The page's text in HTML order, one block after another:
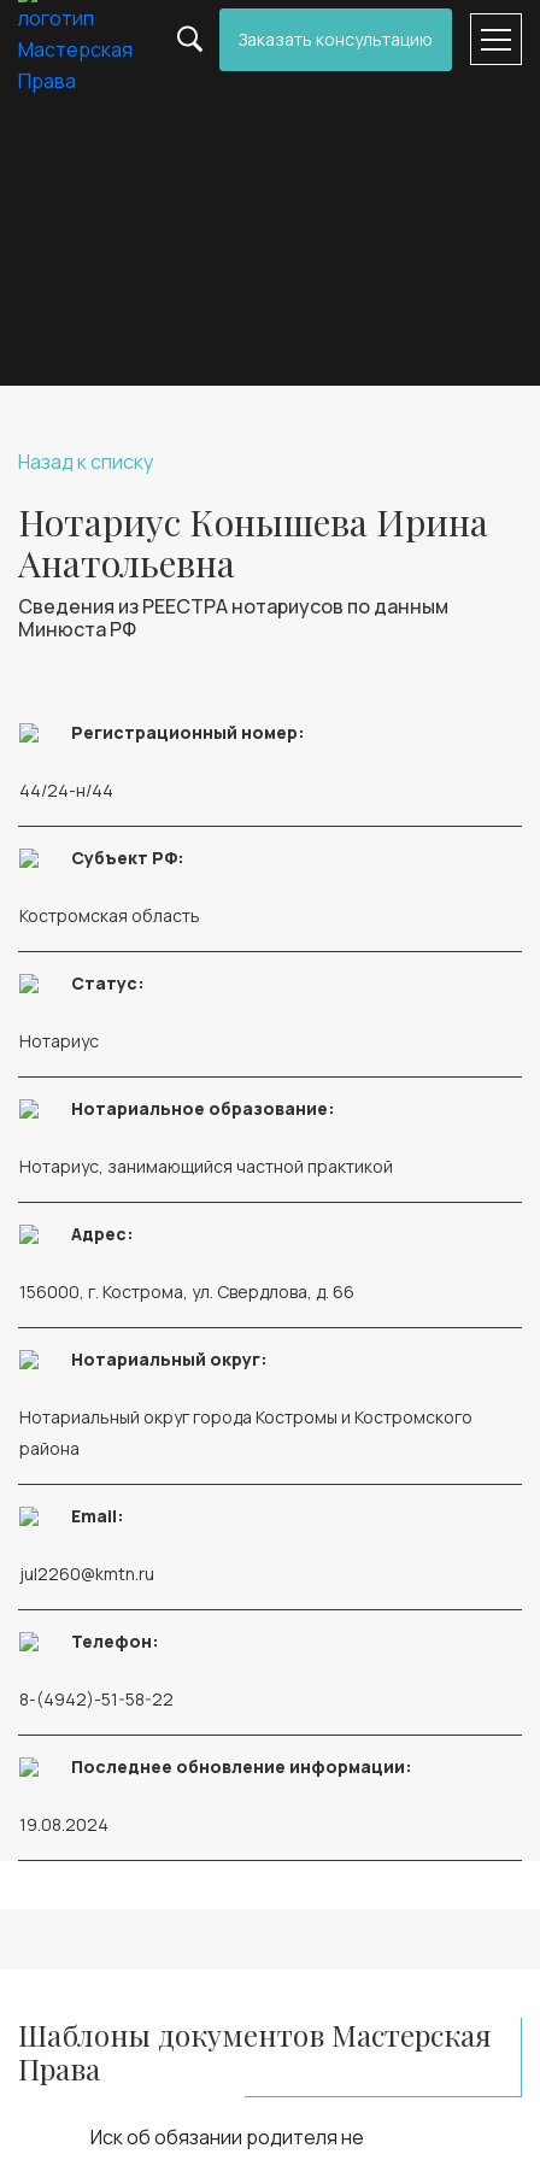
Заказать консультацию
Назад к списку
Нотариус Конышева Ирина
Анатольевна
Сведения из РЕЕСТРА нотариусов по данным
Минюста РФ
Регистрационный номер:
44/24-н/44
Субъект РФ:
Костромская область
Статус:
Нотариус
Нотариальное образование:
Нотариус, занимающийся частной практикой
Адрес:
156000, г. Кострома, ул. Свердлова, д. 66
Нотариальный округ:
Нотариальный округ города Костромы и Костромского
района
Email:
jul2260@kmtn.ru
Телефон:
8-(4942)-51-58-22
Последнее обновление информации:
19.08.2024
Шаблоны документов Мастерская
Права
Иск об обязании родителя не